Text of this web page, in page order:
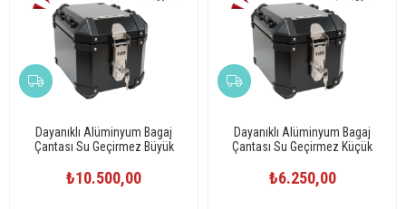
Dayanıklı Alüminyum Bagaj
Çantası Su Geçirmez Büyük
₺10.500,00
Dayanıklı Alüminyum Bagaj
Çantası Su Geçirmez Küçük
₺6.250,00